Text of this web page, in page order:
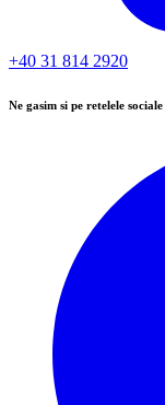
+40 31 814 2920
Ne gasim si pe retelele sociale